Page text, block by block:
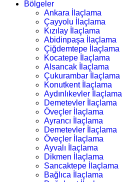
Bölgeler
Ankara İlaçlama
Çayyolu İlaçlama
Kızılay İlaçlama
Abidinpaşa İlaçlama
Çiğdemtepe İlaçlama
Kocatepe İlaçlama
Alsancak İlaçlama
Çukurambar İlaçlama
Konutkent İlaçlama
Aydınlıkevler İlaçlama
Demetevler İlaçlama
Öveçler İlaçlama
Ayrancı İlaçlama
Demetevler İlaçlama
Öveçler İlaçlama
Ayvalı İlaçlama
Dikmen İlaçlama
Sancaktepe İlaçlama
Bağlıca İlaçlama